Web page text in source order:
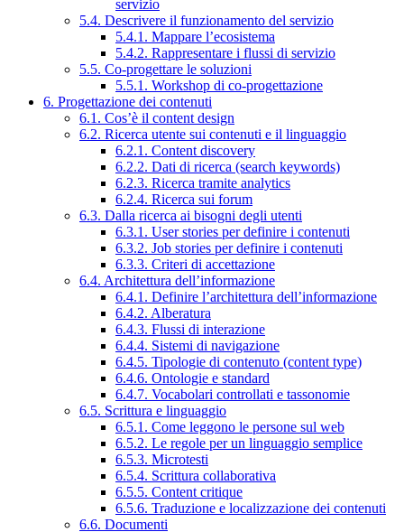
servizio
5.4. Descrivere il funzionamento del servizio
5.4.1. Mappare l’ecosistema
5.4.2. Rappresentare i flussi di servizio
5.5. Co-progettare le soluzioni
5.5.1. Workshop di co-progettazione
6. Progettazione dei contenuti
6.1. Cos’è il content design
6.2. Ricerca utente sui contenuti e il linguaggio
6.2.1. Content discovery
6.2.2. Dati di ricerca (search keywords)
6.2.3. Ricerca tramite analytics
6.2.4. Ricerca sui forum
6.3. Dalla ricerca ai bisogni degli utenti
6.3.1. User stories per definire i contenuti
6.3.2. Job stories per definire i contenuti
6.3.3. Criteri di accettazione
6.4. Architettura dell’informazione
6.4.1. Definire l’architettura dell’informazione
6.4.2. Alberatura
6.4.3. Flussi di interazione
6.4.4. Sistemi di navigazione
6.4.5. Tipologie di contenuto (content type)
6.4.6. Ontologie e standard
6.4.7. Vocabolari controllati e tassonomie
6.5. Scrittura e linguaggio
6.5.1. Come leggono le persone sul web
6.5.2. Le regole per un linguaggio semplice
6.5.3. Microtesti
6.5.4. Scrittura collaborativa
6.5.5. Content critique
6.5.6. Traduzione e localizzazione dei contenuti
6.6. Documenti